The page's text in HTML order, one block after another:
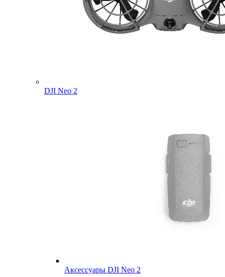
DJI Neo 2
Аксессуары DJI Neo 2